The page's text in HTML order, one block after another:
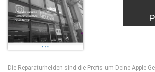
Die Reparaturhelden sind die Profis um Deine Apple